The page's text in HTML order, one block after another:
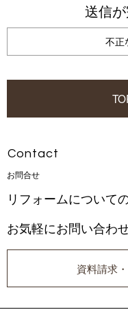
送信が
不正
Con t a c t
お 問 合 せ
リフォームについて
お気軽にお問い合わ
資料請求